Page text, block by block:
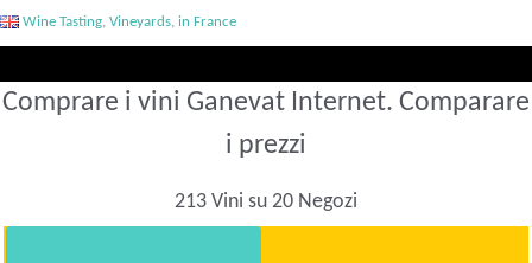
Wine Tasting, Vineyards, in France
Comprare i vini Ganevat Internet. Comparare
i prezzi
213 Vini su 20 Negozi